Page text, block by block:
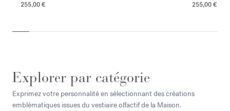
255,00 €
255,00 €
Explorer par catégorie
Exprimez votre personnalité en sélectionnant des créations
emblématiques issues du vestiaire olfactif de la Maison.